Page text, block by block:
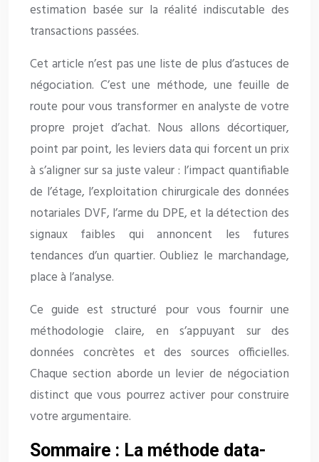
estimation basée sur la réalité indiscutable des
transactions passées.
Cet article n’est pas une liste de plus d’astuces de
négociation. C’est une méthode, une feuille de
route pour vous transformer en analyste de votre
propre projet d’achat. Nous allons décortiquer,
point par point, les leviers data qui forcent un prix
à s’aligner sur sa juste valeur : l’impact quantifiable
de l’étage, l’exploitation chirurgicale des données
notariales DVF, l’arme du DPE, et la détection des
signaux faibles qui annoncent les futures
tendances d’un quartier. Oubliez le marchandage,
place à l’analyse.
Ce guide est structuré pour vous fournir une
méthodologie claire, en s’appuyant sur des
données concrètes et des sources officielles.
Chaque section aborde un levier de négociation
distinct que vous pourrez activer pour construire
votre argumentaire.
Sommaire : La méthode data-